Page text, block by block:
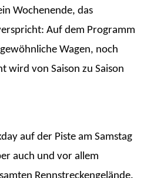
Wochenende, das
Auf dem Programm
Wagen, noch
wird von Saison zu Saison
auf der Piste am Samstag
auch und vor allem